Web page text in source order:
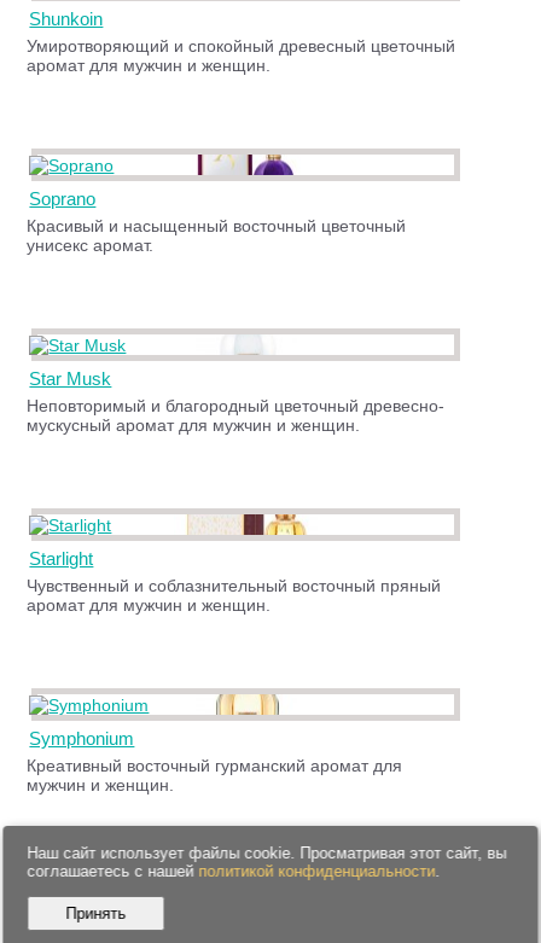
Shunkoin
Умиротворяющий и спокойный древесный цветочный
аромат для мужчин и женщин.
Soprano
Красивый и насыщенный восточный цветочный
унисекс аромат.
Star Musk
Неповторимый и благородный цветочный древесно-
мускусный аромат для мужчин и женщин.
Starlight
Чувственный и соблазнительный восточный пряный
аромат для мужчин и женщин.
Symphonium
Креативный восточный гурманский аромат для
мужчин и женщин.
Tempest
Наш сайт использует файлы cookie. Просматривая этот сайт, вы
соглашаетесь с нашей политикой конфиденциальности.
Принять